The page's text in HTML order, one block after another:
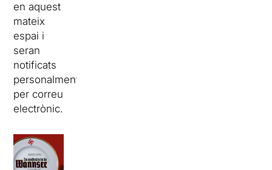
en aquest
mateix
espai i
seran
notificats
personalment
per correu
electrònic.